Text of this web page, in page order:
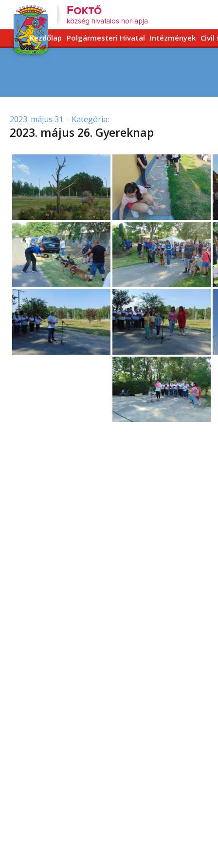
Kezdőlap Polgármesteri Hivatal Intézmények Civil
2023. május 31. - Kategória:
2023. május 26. Gyereknap